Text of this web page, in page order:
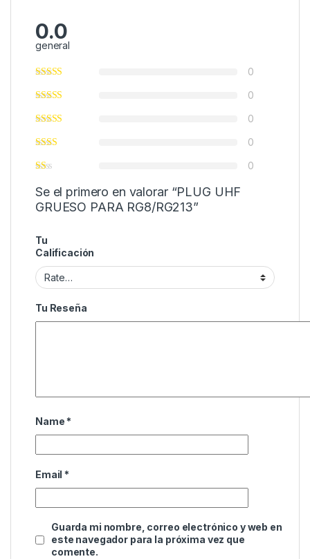
0.0
general
0
0
0
0
0
Se el primero en valorar “PLUG UHF
GRUESO PARA RG8/RG213”
Tu
Calificación
Tu Reseña
Name *
Email *
Guarda mi nombre, correo electrónico y web en
este navegador para la próxima vez que
comente.